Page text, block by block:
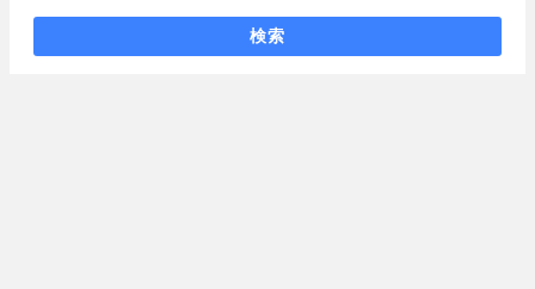
検索